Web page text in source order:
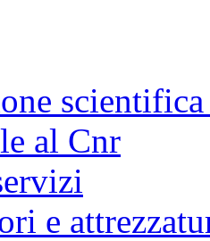
al Cnr
e